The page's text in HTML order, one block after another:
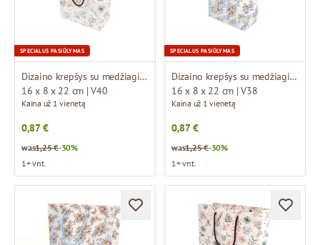
SPECIALUS PASIŪLYMAS
Dizaino krepšys su medžiaginėmis rankenomis
16 x 8 x 22 cm | V40
Kaina už 1 vienetą
0,87 €
was1,25 €-30%
1+ vnt.
SPECIALUS PASIŪLYMAS
Dizaino krepšys su medžiaginėmis rankenomis
16 x 8 x 22 cm | V38
Kaina už 1 vienetą
0,87 €
was1,25 €-30%
1+ vnt.